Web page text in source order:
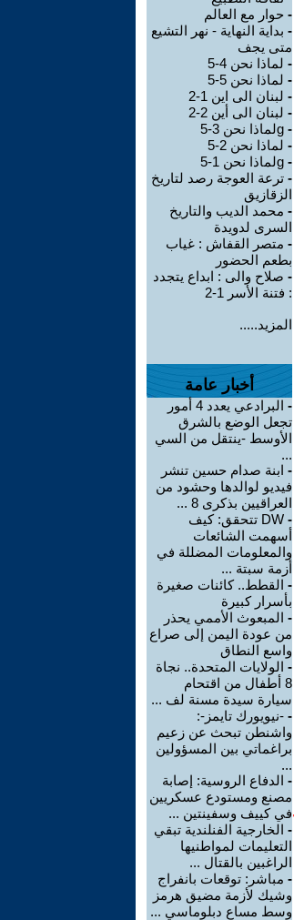
- حوار مع العالم
- بداية النهاية - نهر التشيع
متى يجف
- لماذا نحن 4-5
- لماذا نحن 5-5
- لبنان الى اين 1-2
- لبنان الى أين 2-2
- gلماذا نحن 3-5
- لماذا نحن 2-5
- gلماذا نحن 1-5
- ترعة العوجة رصد لتاريخ
الزقازيق
- محمد الديب والتاريخ
السرى لدويدة
- متصر القفاش : غياب
بطعم الحضور
- صلاح والى : ابداع يتجدد
: فتنة الأسر 1-2
المزيد.....
أخبار عامة
-
البرادعي يعدد 4 أمور
تجعل الوضع بالشرق
الأوسط -ينتقل من السي
...
- ابنة صدام حسين تنشر
فيديو لوالدها وحشود من
العراقيين بذكرى 8 ...
-
DW تتحقق: كيف
أسهمت الشائعات
والمعلومات المضللة في
أزمة سبتة ...
- القطط.. كائنات صغيرة
بأسرار كبيرة
- المبعوث الأممي يحذر
من عودة اليمن إلى صراع
واسع النطاق
- الولايات المتحدة.. نجاة
8 أطفال من اقتحام
سيارة سيدة مسنة لف ...
- -نيويورك تايمز-:
واشنطن تبحث عن زعيم
براغماتي بين المسؤولين
...
- الدفاع الروسية: إصابة
مصنع ومستودع عسكريين
في كييف وسفينتين ...
- الخارجية الفنلندية تبقي
التعليمات لمواطنيها
الراغبين بالقتال ...
- مباشر: توقعات بانفراج
وشيك لأزمة مضيق هرمز
وسط مساع دبلوماسي ...